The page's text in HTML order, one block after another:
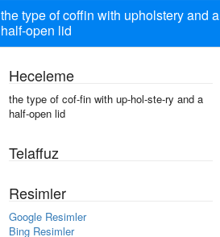
the type of coffin with upholstery and a
half-open lid
Heceleme
the type of cof-fin with up-hol-ste-ry and a
half-open lid
Telaffuz
Resimler
Google Resimler
Bing Resimler